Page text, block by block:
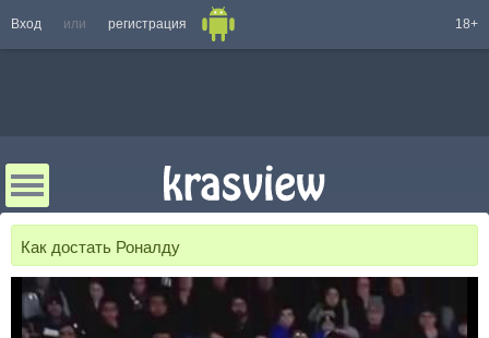
Вход или регистрация 18+
Как достать Роналду